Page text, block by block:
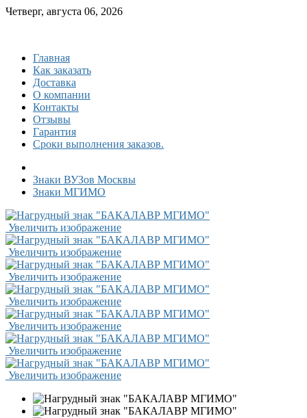
Четверг, августа 06, 2026
Главная
Как заказать
Доставка
О компании
Контакты
Отзывы
Гарантия
Сроки выполнения заказов.
Знаки ВУЗов Москвы
Знаки МГИМО
Увеличить изображение
Увеличить изображение
Увеличить изображение
Увеличить изображение
Увеличить изображение
Увеличить изображение
Увеличить изображение